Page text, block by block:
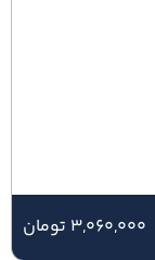
3,060,000 تومان